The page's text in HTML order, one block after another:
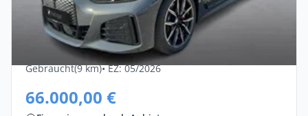
Gewerbe & Privat
Bmw I4 EDrive40 5dr
Elektro •Automatik •340 PS (250 kW)
Gebraucht(9 km)• EZ: 05/2026
66.000,00 €